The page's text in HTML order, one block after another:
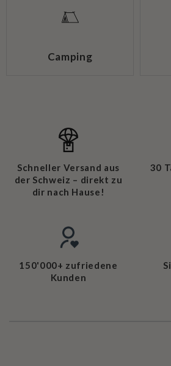
Camping
Schneller Versand aus
der Schweiz – direkt zu
dir nach Hause!
30
150'000+ zufriedene
Kunden